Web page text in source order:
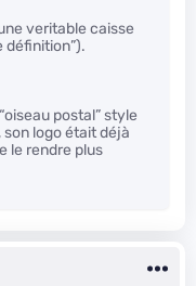
veritable caisse
définition”).
postal” style
son logo était déjà
le rendre plus